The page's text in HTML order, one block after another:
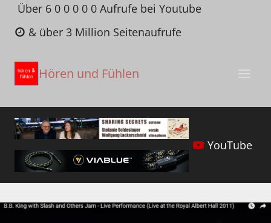
Zum
Inhalt
springen
Über 6 0 0 0 0 0 Aufrufe bei Youtube
& über 3 Million Seitenaufrufe
Hören und Fühlen
YouTube